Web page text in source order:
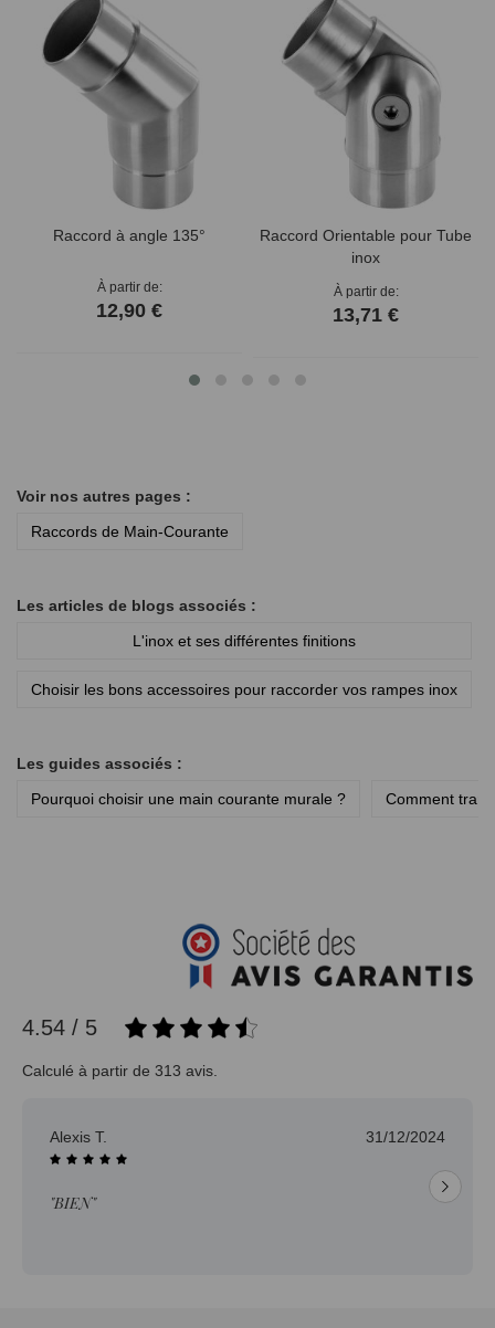
Raccord à angle 135°
À partir de
12,90 €
Raccord Orientable pour Tube
inox
À partir de
13,71 €
Voir nos autres pages :
Raccords de Main-Courante
Les articles de blogs associés :
L'inox et ses différentes finitions
Choisir les bons accessoires pour raccorder vos rampes inox
Les guides associés :
Pourquoi choisir une main courante murale ?
Comment
4.54 / 5
Calculé à partir de 313 avis.
Alexis T. 31/12/2024
"BIEN"